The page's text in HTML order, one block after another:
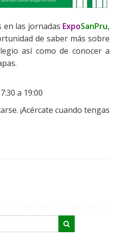
las jornadas ExpoSanPru,
de saber más sobre
así como de conocer a
a 19:00
¡Acércate cuando tengas